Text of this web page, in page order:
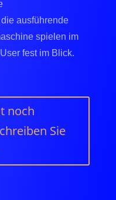
ausführende
spielen im
fest im Blick.
noch
Sie